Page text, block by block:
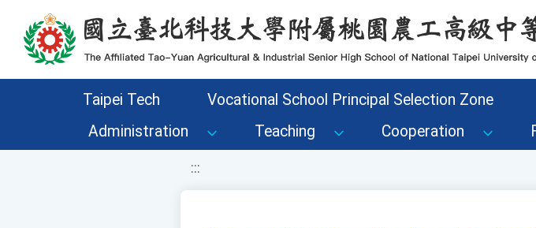
移至網頁之主要內容區位置
Taipei Tech Vocational School Principal Selection Zone
Administration
Teaching Cooperation
:::